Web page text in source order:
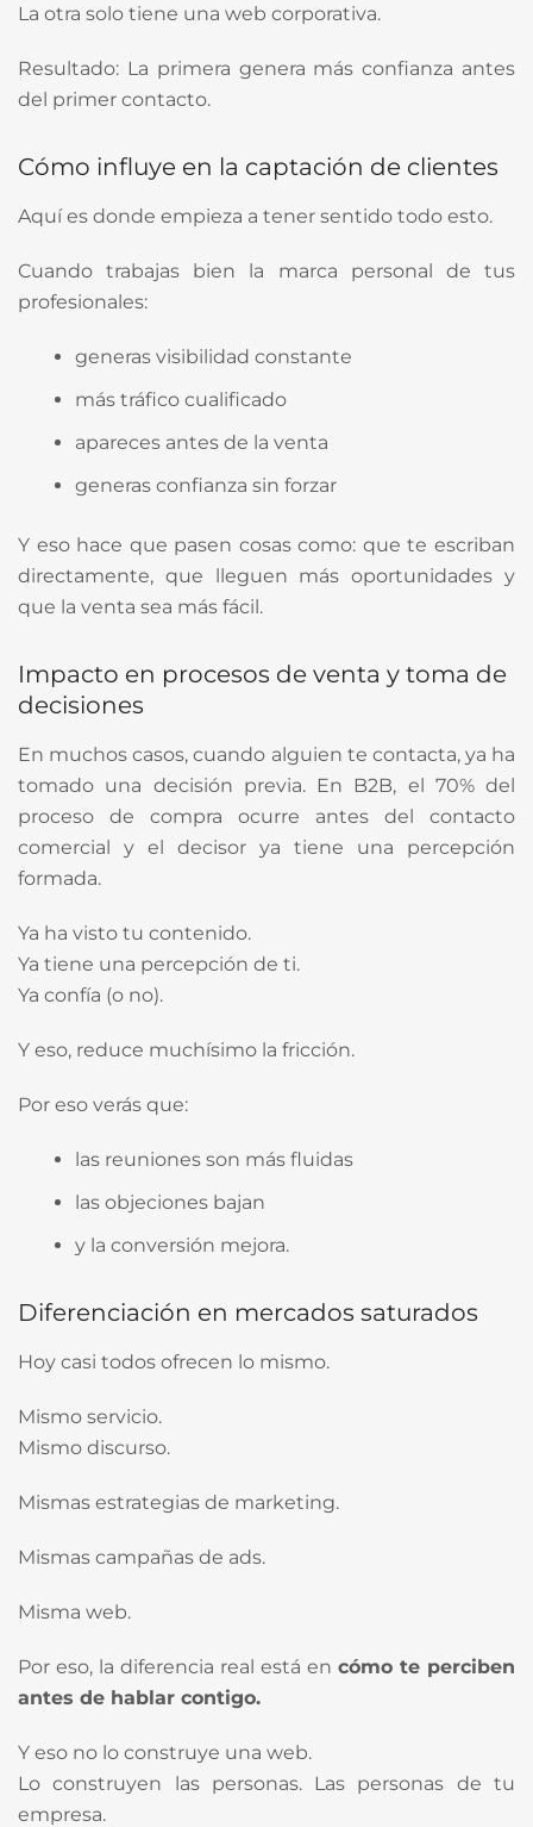
La otra solo tiene una web corporativa.
Resultado: La primera genera más confianza antes
del primer contacto.
Cómo influye en la captación de clientes
Aquí es donde empieza a tener sentido todo esto.
Cuando trabajas bien la marca personal de tus
profesionales:
generas visibilidad constante
más tráfico cualificado
apareces antes de la venta
generas confianza sin forzar
Y eso hace que pasen cosas como: que te escriban
directamente, que lleguen más oportunidades y
que la venta sea más fácil.
Impacto en procesos de venta y toma de
decisiones
En muchos casos, cuando alguien te contacta, ya ha
tomado una decisión previa. En B2B, el 70% del
proceso de compra ocurre antes del contacto
comercial y el decisor ya tiene una percepción
formada.
Ya ha visto tu contenido.
Ya tiene una percepción de ti.
Ya confía (o no).
Y eso, reduce muchísimo la fricción.
Por eso verás que:
las reuniones son más fluidas
las objeciones bajan
y la conversión mejora.
Diferenciación en mercados saturados
Hoy casi todos ofrecen lo mismo.
Mismo servicio.
Mismo discurso.
Mismas estrategias de marketing.
Mismas campañas de ads.
Misma web.
Por eso, la diferencia real está en cómo te perciben
antes de hablar contigo.
Y eso no lo construye una web.
Lo construyen las personas. Las personas de tu
empresa.